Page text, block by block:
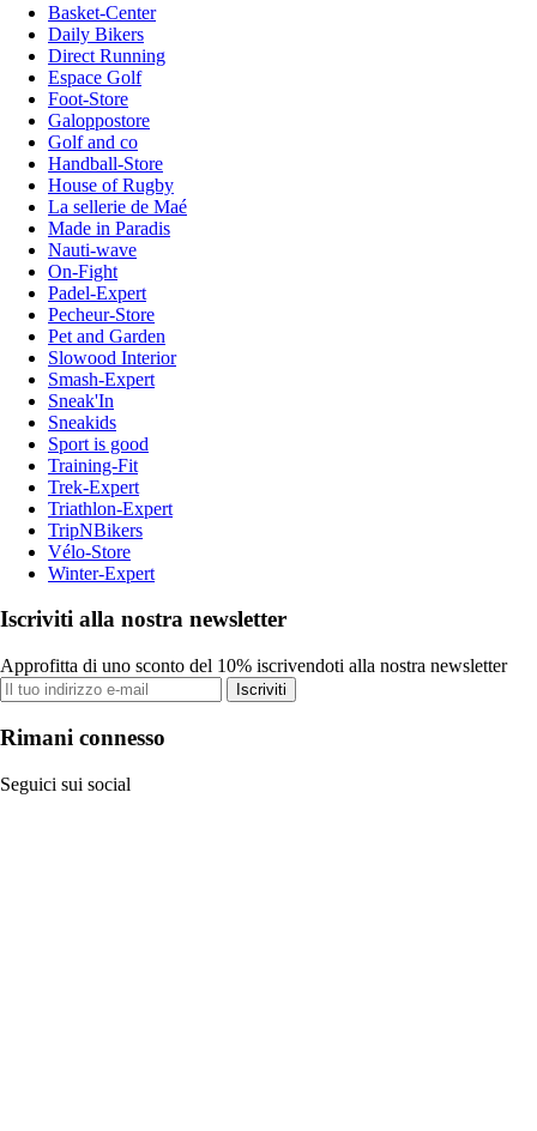
Basket-Center
Daily Bikers
Direct Running
Espace Golf
Foot-Store
Galoppostore
Golf and co
Handball-Store
House of Rugby
La sellerie de Maé
Made in Paradis
Nauti-wave
On-Fight
Padel-Expert
Pecheur-Store
Pet and Garden
Slowood Interior
Smash-Expert
Sneak'In
Sneakids
Sport is good
Training-Fit
Trek-Expert
Triathlon-Expert
TripNBikers
Vélo-Store
Winter-Expert
Iscriviti alla nostra newsletter
Approfitta di uno sconto del 10% iscrivendoti alla nostra newsletter
Iscriviti
Rimani connesso
Seguici sui social